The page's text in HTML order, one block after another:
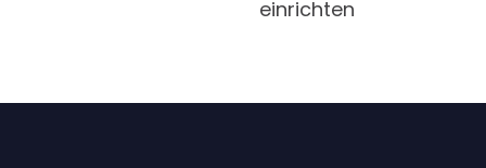
einrichten